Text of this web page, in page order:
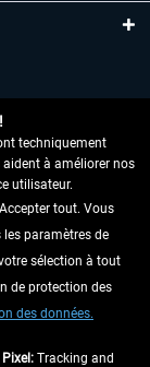
techniquement
aident à améliorer nos
utilisateur.
tout. Vous
paramètres de
sélection à tout
de protection des
des données.
Pixel: Tracking and